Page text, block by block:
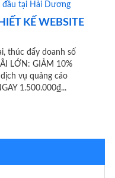
KẾ WEBSITE
thúc đẩy doanh số
LỚN: GIẢM 10%
vụ quảng cáo
1.500.000₫...